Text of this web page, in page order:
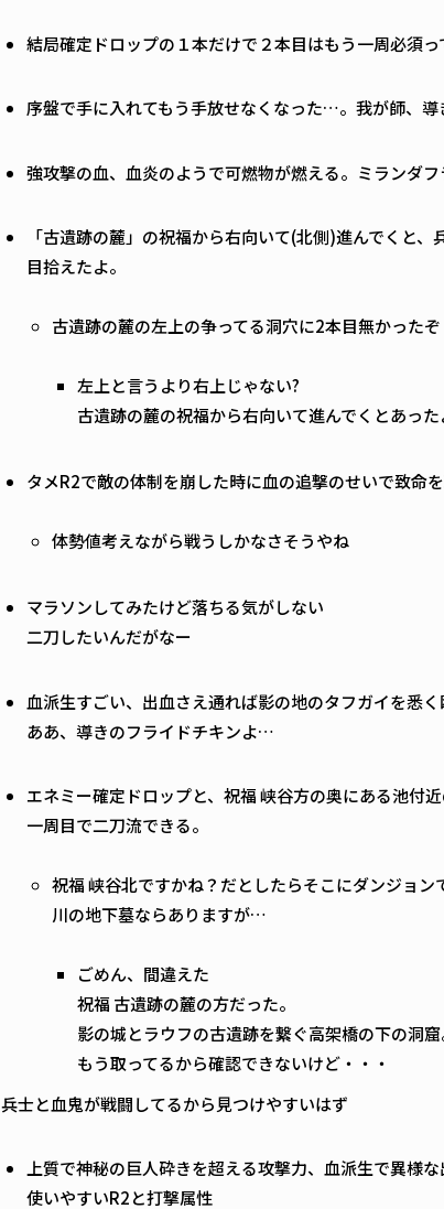
結局確定ドロップの１本だけで２本目はもう一周必須っ
序盤で手に入れてもう手放せなくなった…。我が師、
強攻撃の血、血炎のようで可燃物が燃える。ミランダ
「古遺跡の麓」の祝福から右向いて(北側)進んでくと
目拾えたよ。
古遺跡の麓の左上の争ってる洞穴に2本目無かったぞ
左上と言うより右上じゃない?
古遺跡の麓の祝福から右向いて進んでくとあった
タメR2で敵の体制を崩した時に血の追撃のせいで致命
体勢値考えながら戦うしかなさそうやね
マラソンしてみたけど落ちる気がしない
二刀したいんだがなー
血派生すごい、出血さえ通れば影の地のタフガイを悉く
ああ、導きのフライドチキンよ…
エネミー確定ドロップと、祝福 峡谷方の奥にある池付
一周目で二刀流できる。
祝福 峡谷北ですかね？だとしたらそこにダンジョ
川の地下墓ならありますが…
ごめん、間違えた
祝福 古遺跡の麓の方だった。
影の城とラウフの古遺跡を繋ぐ高架橋の下の洞窟
もう取ってるから確認できないけど・・・
兵士と血鬼が戦闘してるから見つけやすいはず
上質で神秘の巨人砕きを超える攻撃力、血派生で異様
使いやすいR2と打撃属性